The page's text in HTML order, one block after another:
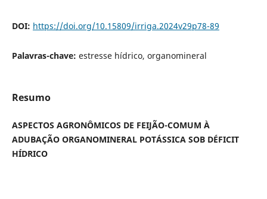
DOI: https://doi.org/10.15809/irriga.2024v29p78-89
Palavras-chave: estresse hídrico, organomineral
Resumo
ASPECTOS AGRONÔMICOS DE FEIJÃO-COMUM À
ADUBAÇÃO ORGANOMINERAL POTÁSSICA SOB DÉFICIT
HÍDRICO